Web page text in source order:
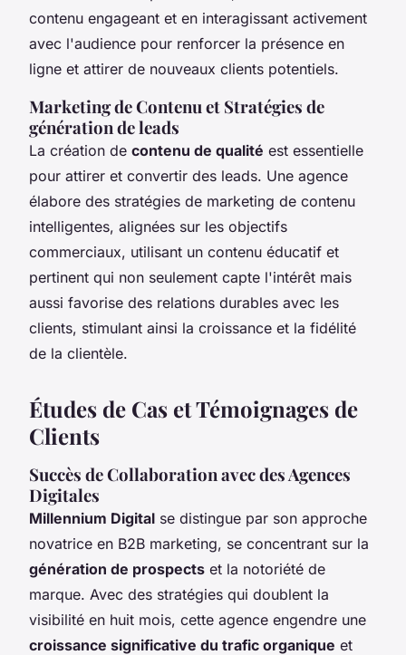
contenu engageant et en interagissant activement
avec l'audience pour renforcer la présence en
ligne et attirer de nouveaux clients potentiels.
Marketing de Contenu et Stratégies de
génération de leads
La création de contenu de qualité est essentielle
pour attirer et convertir des leads. Une agence
élabore des stratégies de marketing de contenu
intelligentes, alignées sur les objectifs
commerciaux, utilisant un contenu éducatif et
pertinent qui non seulement capte l'intérêt mais
aussi favorise des relations durables avec les
clients, stimulant ainsi la croissance et la fidélité
de la clientèle.
Études de Cas et Témoignages de
Clients
Succès de Collaboration avec des Agences
Digitales
Millennium Digital se distingue par son approche
novatrice en B2B marketing, se concentrant sur la
génération de prospects et la notoriété de
marque. Avec des stratégies qui doublent la
visibilité en huit mois, cette agence engendre une
croissance significative du trafic organique et